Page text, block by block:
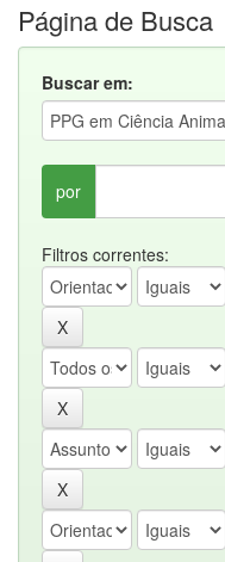
Página de Busca
Buscar em:
por
Filtros correntes: